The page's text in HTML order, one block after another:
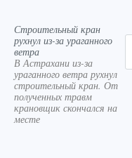
Строительный кран
рухнул из-за ураганного
ветра
В Астрахани из-за
ураганного ветра рухнул
строительный кран. От
полученных травм
крановщик скончался на
месте